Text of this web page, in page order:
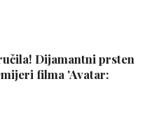
Dijamantni prsten
filma 'Avatar: